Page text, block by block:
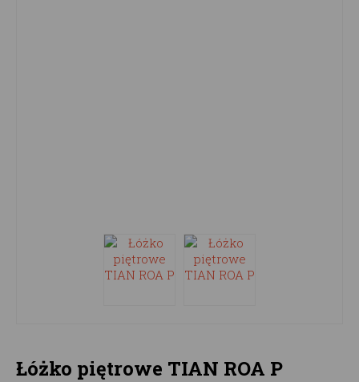
Łóżko piętrowe TIAN ROA P